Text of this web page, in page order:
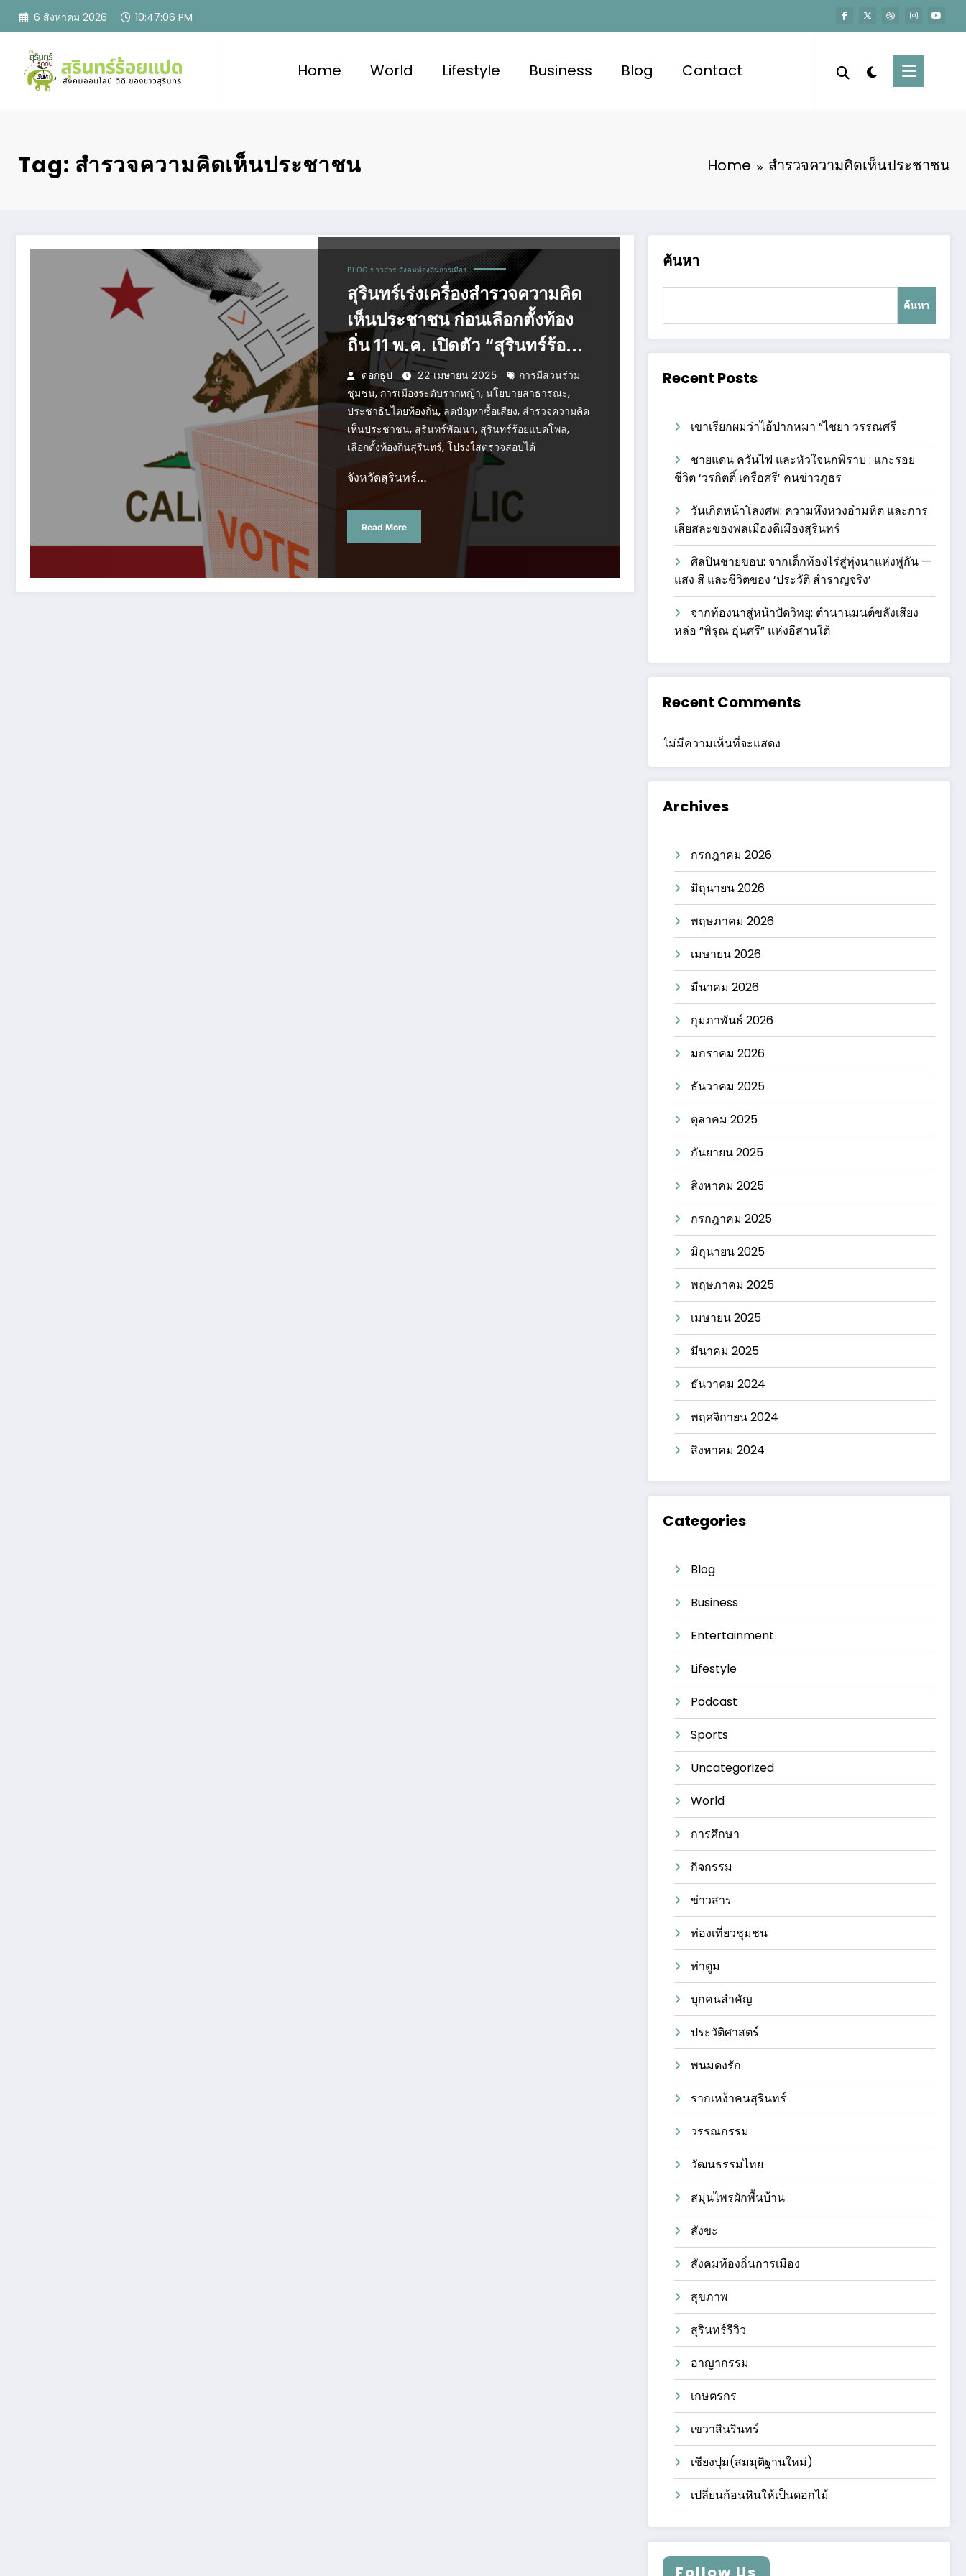
Skip
6 สิงหาคม 2026 10:47:07 PM
Home World Lifestyle Business Blog Contact
Tag: สำรวจความคิดเห็นประชาชน Home สำรวจความคิดเห็นประชาชน
BLOG ข่าวสาร สังคมท้องถิ่นการเมือง
สุรินทร์เร่งเครื่องสำรวจความคิด
เห็นประชาชน ก่อนเลือกตั้งท้อง
ถิ่น 11 พ.ค. เปิดตัว “สุรินทร์ร้อย
แปดโพล” เชื่อมโยงชุมชน
ดอกธูป 22 เมษายน 2025
การมีส่วนร่วม
ชุมชน, การเมืองระดับรากหญ้า, นโยบายสาธารณะ,
ประชาธิปไตยท้องถิ่น, ลดปัญหาซื้อเสียง, สำรวจความคิด
เห็นประชาชน, สุรินทร์พัฒนา,สุรินทร์ร้อยแปดโพล,
เลือกตั้งท้องถิ่นสุรินทร์, โปร่งใสตรวจสอบได้
จังหวัดสุรินทร์…
Read More
ค้นหา
ค้นหา
Recent Posts
เขาเรียกผมว่าไอ้ปากหมา “ไชยา วรรณศรี
ชายแดน ควันไฟ และหัวใจนกพิราบ : แกะรอย
ชีวิต ‘วรกิตติ์ เครือศรี’ คนข่าวภูธร
วันเกิดหน้าโลงศพ: ความหึงหวงอำมหิต และการ
เสียสละของพลเมืองดีเมืองสุรินทร์
ศิลปินชายขอบ: จากเด็กท้องไร่สู่ทุ่งนาแห่งพู่กัน —
แสง สี และชีวิตของ ‘ประวัติ สำราญจริง’
จากท้องนาสู่หน้าปัดวิทยุ: ตำนานมนต์ขลังเสียง
หล่อ “พิรุณ อุ่นศรี” แห่งอีสานใต้
Recent Comments
ไม่มีความเห็นที่จะแสดง
Archives
กรกฎาคม 2026
มิถุนายน 2026
พฤษภาคม 2026
เมษายน 2026
มีนาคม 2026
กุมภาพันธ์ 2026
มกราคม 2026
ธันวาคม 2025
ตุลาคม 2025
กันยายน 2025
สิงหาคม 2025
กรกฎาคม 2025
มิถุนายน 2025
พฤษภาคม 2025
เมษายน 2025
มีนาคม 2025
ธันวาคม 2024
พฤศจิกายน 2024
สิงหาคม 2024
Categories
Blog
Business
Entertainment
Lifestyle
Podcast
Sports
Uncategorized
World
การศึกษา
กิจกรรม
ข่าวสาร
ท่องเที่ยวชุมชน
ท่าตูม
บุกคนสำคัญ
ประวัติศาสตร์
พนมดงรัก
รากเหง้าคนสุรินทร์
วรรณกรรม
วัฒนธรรมไทย
สมุนไพรผักพื้นบ้าน
สังขะ
สังคมท้องถิ่นการเมือง
สุขภาพ
สุรินทร์รีวิว
อาญากรรม
เกษตรกร
เขวาสินรินทร์
เชียงปุม(สมมุติฐานใหม่)
เปลี่ยนก้อนหินให้เป็นดอกไม้